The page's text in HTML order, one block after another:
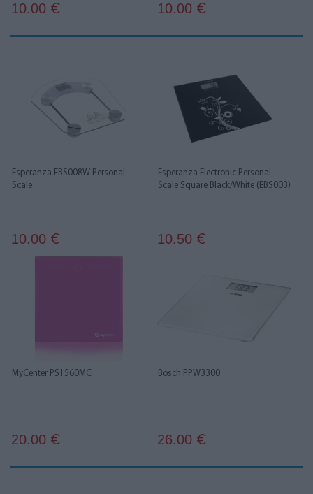
10.00 € 10.00 €
Esperanza EBS008W Personal
Scale
10.00 €
Esperanza Electronic Personal
Scale Square Black/White (EBS003)
10.50 €
MyCenter PS1560MC
20.00 €
Bosch PPW3300
26.00 €